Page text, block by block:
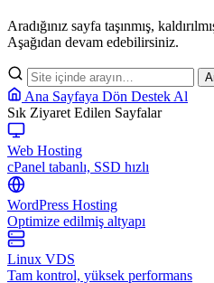
Aradığınız sayfa taşınmış,
Aşağıdan devam edebilirsiniz.
Ana Sayfaya Dön Destek Al
Sık Ziyaret Edilen Sayfalar
Web Hosting
cPanel tabanlı, SSD hızlı
WordPress Hosting
Optimize edilmiş altyapı
Linux VDS
Tam kontrol, yüksek performans